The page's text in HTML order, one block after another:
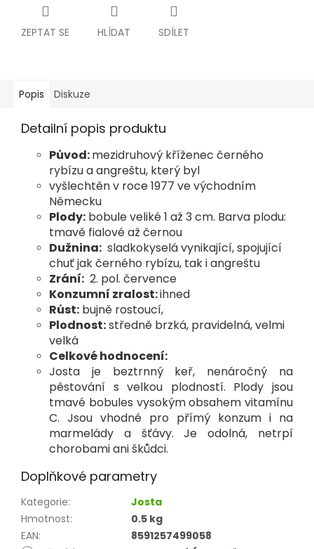
ZEPTAT SE HLÍDAT SDÍLET
Popis Diskuze
Detailní popis produktu
Původ:mezidruhový kříženec černého
rybízu a angreštu, který byl
vyšlechtěn v roce 1977 ve východním
Německu
Plody: bobule veliké 1 až 3 cm. Barva plodu:
tmavě fialové až černou
Dužnina: sladkokyselá vynikající, spojující
chuť jak černého rybízu, tak i angreštu
Zrání: 2. pol. července
Konzumní zralost:ihned
Růst: bujně rostoucí,
Plodnost:středně brzká, pravidelná, velmi
velká
Celkové hodnocení:
Josta je beztrnný keř, nenáročný na
pěstování s velkou plodností. Plody jsou
tmavé bobules vysokým obsahem vitamínu
C. Jsou vhodné pro přímý konzum i na
marmelády a šťávy. Je odolná, netrpí
chorobami ani škůdci.
Doplňkové parametry
Kategorie:
Josta
Hmotnost:
0.5 kg
EAN:
8591257499058